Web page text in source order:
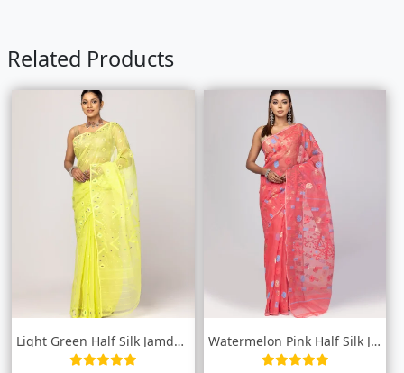
Related Products
Light Green Half Silk Jamdani Saree Watermelon Pink Half Silk Jamdani Saree